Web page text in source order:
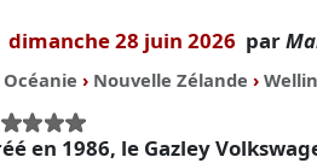
dimanche 28 juin 2026 par
Océanie › Nouvelle Zélande ›
en 1986, le Gazley